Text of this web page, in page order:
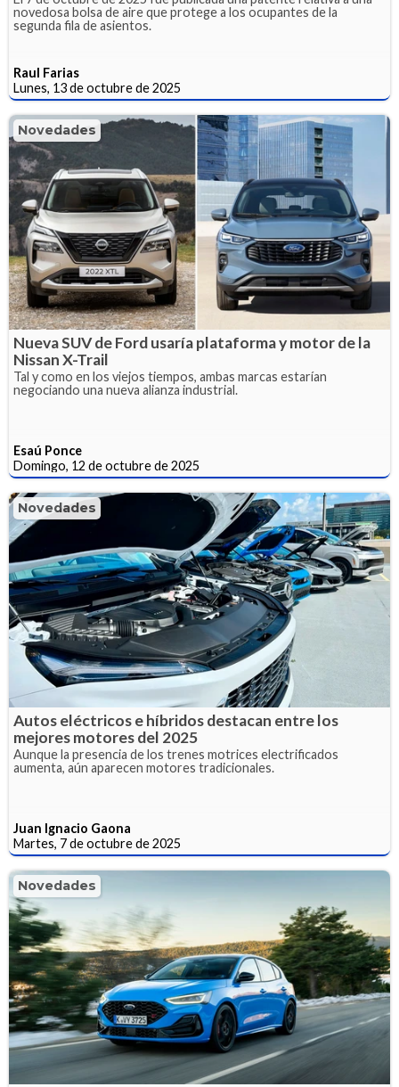
novedosa bolsa de aire que protege a los ocupantes de la
segunda fila de asientos.
Raul Farias
Lunes, 13 de octubre de 2025
Novedades
Nueva SUV de Ford usaría plataforma y motor de la
Nissan X-Trail
Tal y como en los viejos tiempos, ambas marcas estarían
negociando una nueva alianza industrial.
Esaú Ponce
Domingo, 12 de octubre de 2025
Novedades
Autos eléctricos e híbridos destacan entre los
mejores motores del 2025
Aunque la presencia de los trenes motrices electrificados
aumenta, aún aparecen motores tradicionales.
Juan Ignacio Gaona
Martes, 7 de octubre de 2025
Novedades